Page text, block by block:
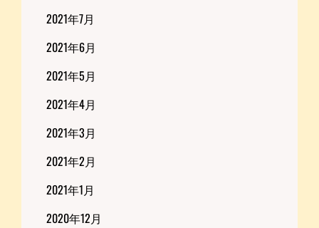
2021年7月
2021年6月
2021年5月
2021年4月
2021年3月
2021年2月
2021年1月
2020年12月